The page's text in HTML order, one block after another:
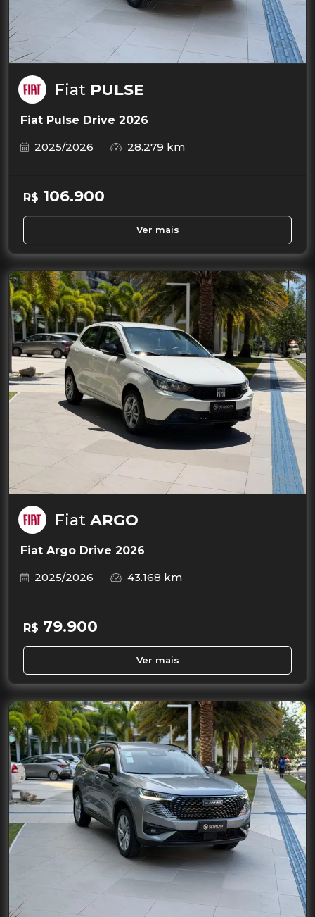
Fiat PULSE
Fiat Pulse Drive 2026
2025/2026
28.279 km
R$ 106.900
Ver mais
Fiat ARGO
Fiat Argo Drive 2026
2025/2026
43.168 km
R$ 79.900
Ver mais